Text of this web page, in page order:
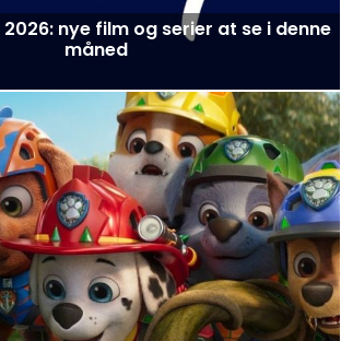
nye film og serier at se i denne
måned